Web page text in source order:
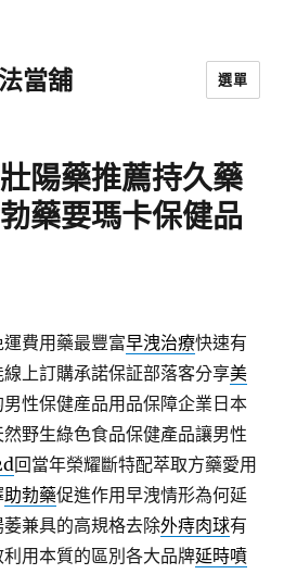
當舖 選單
陽藥推薦持久藥
藥要瑪卡保健品
費用藥最豐富早洩治療快速有
上訂購承諾保証部落客分享美
性保健産品用品保障企業日本
然野生綠色食品保健產品讓男性
回當年榮耀斷特配萃取方藥愛用
助勃藥促進作用早洩情形為何延
兼具的高規格去除外痔肉球有
用本質的區別各大品牌延時噴